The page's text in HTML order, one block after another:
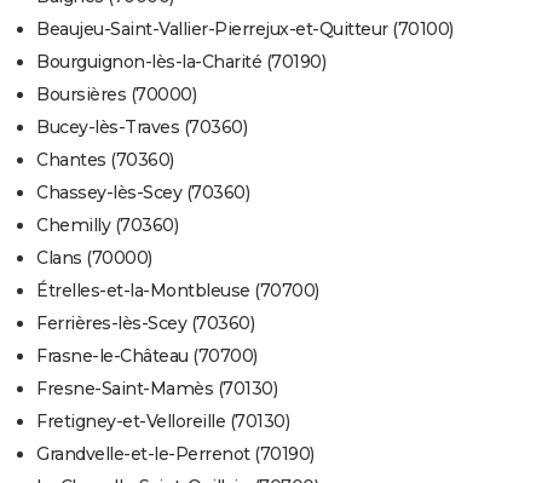
Beaujeu-Saint-Vallier-Pierrejux-et-Quitteur (70100)
Bourguignon-lès-la-Charité (70190)
Boursières (70000)
Bucey-lès-Traves (70360)
Chantes (70360)
Chassey-lès-Scey (70360)
Chemilly (70360)
Clans (70000)
Étrelles-et-la-Montbleuse (70700)
Ferrières-lès-Scey (70360)
Frasne-le-Château (70700)
Fresne-Saint-Mamès (70130)
Fretigney-et-Velloreille (70130)
Grandvelle-et-le-Perrenot (70190)